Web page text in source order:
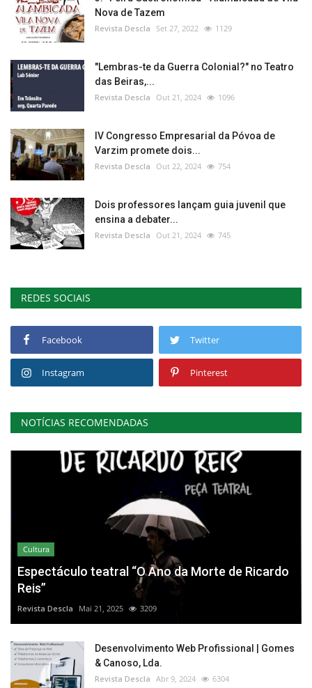
Nova de Tazem
Revista Descla Set 27, 2022 1129
"Lembras-te da Guerra Colonial?" no Teatro
das Beiras,...
Revista Descla Out 21, 2024 1096
IV Congresso Empresarial da Póvoa de
Varzim promete dois...
Revista Descla Out 22, 2024 754
Dois professores lançam guia juvenil que
ensina a debater...
Revista Descla Out 21, 2024 745
REDES SOCIAIS
Facebook Twitter
Instagram Pinterest
NOTÍCIAS RECOMENDADAS
Cultura
Espectáculo teatral “O Ano da Morte de Ricardo
Reis”
Revista Descla Mai 21, 2025 3209
Desenvolvimento Web Profissional | Gomes
& Canoso, Lda.
Revista Descla Abr 9, 2024 6304